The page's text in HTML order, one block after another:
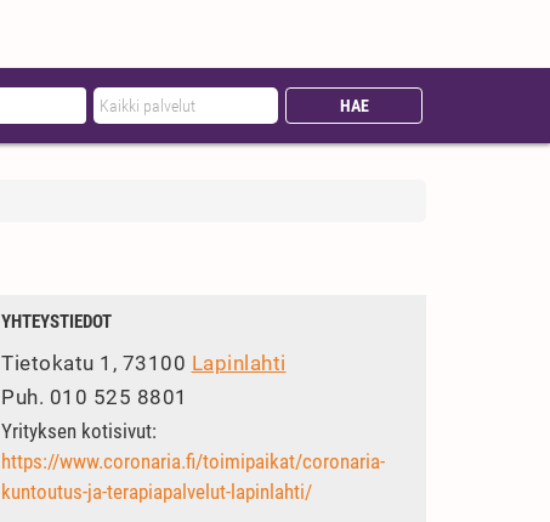
YHTEYSTIEDOT
Tietokatu 1, 73100 Lapinlahti
Puh. 010 525 8801
Yrityksen kotisivut:
https://www.coronaria.fi/toimipaikat/coronaria-
kuntoutus-ja-terapiapalvelut-lapinlahti/